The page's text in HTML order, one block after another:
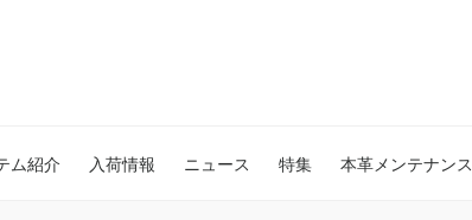
ム紹介 入荷情報 ニュース 特集 本革メンテナンス